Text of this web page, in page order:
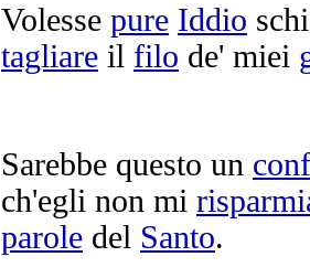
Volesse pure Iddio
tagliare il filo de' miei
Sarebbe questo un
ch'egli non mi
parole del Santo.